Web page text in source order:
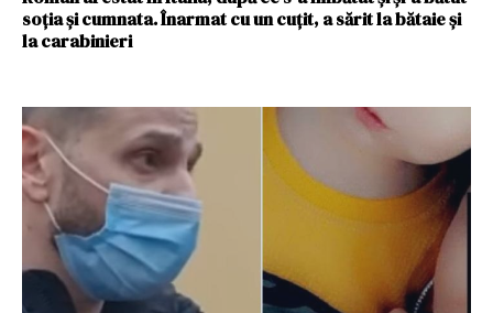
soția și cumnata. Înarmat cu un cuțit, a sărit la bătaie și
la carabinieri